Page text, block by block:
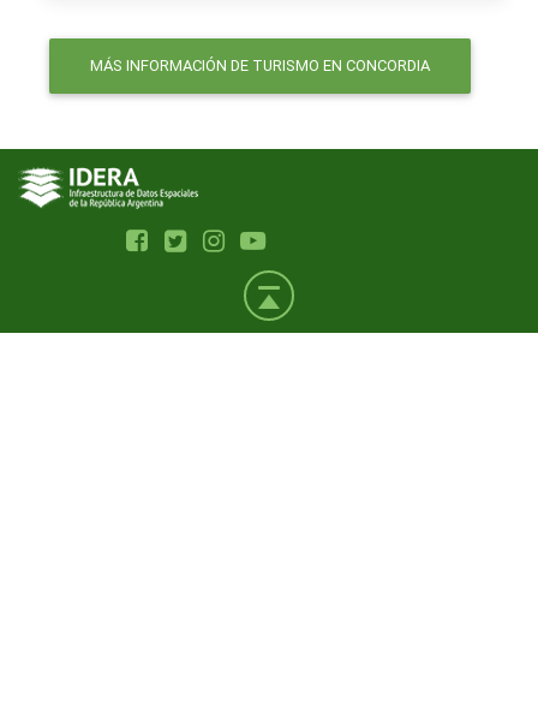
MÁS INFORMACIÓN DE TURISMO EN CONCORDIA